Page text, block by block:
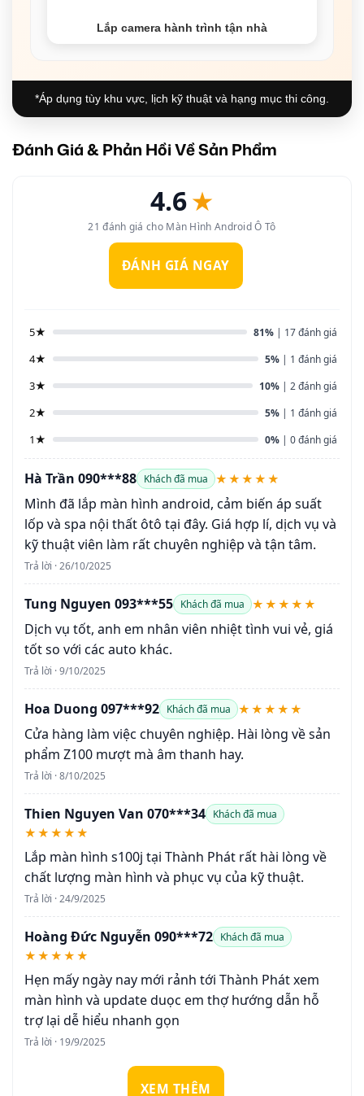
Lắp camera hành trình tận nhà
*Áp dụng tùy khu vực, lịch kỹ thuật và hạng mục thi công.
Đánh Giá & Phản Hồi Về Sản Phẩm
4.6★
21 đánh giá cho Màn Hình Android Ô Tô
ĐÁNH GIÁ NGAY
5★ 81% | 17 đánh giá
4★ 5% | 1 đánh giá
3★ 10% | 2 đánh giá
2★ 5% | 1 đánh giá
1★ 0% | 0 đánh giá
Hà Trần 090***88 Khách đã mua ★★★★★
Mình đã lắp màn hình android, cảm biến áp suất
lốp và spa nội thất ôtô tại đây. Giá hợp lí, dịch vụ và
kỹ thuật viên làm rất chuyên nghiệp và tận tâm.
Trả lời · 26/10/2025
Tung Nguyen 093***55 Khách đã mua ★★★★★
Dịch vụ tốt, anh em nhân viên nhiệt tình vui vẻ, giá
tốt so với các auto khác.
Trả lời · 9/10/2025
Hoa Duong 097***92 Khách đã mua ★★★★★
Cửa hàng làm việc chuyên nghiệp. Hài lòng về sản
phẩm Z100 mượt mà âm thanh hay.
Trả lời · 8/10/2025
Thien Nguyen Van 070***34 Khách đã mua
★★★★★
Lắp màn hình s100j tại Thành Phát rất hài lòng về
chất lượng màn hình và phục vụ của kỹ thuật.
Trả lời · 24/9/2025
Hoàng Đức Nguyễn 090***72 Khách đã mua
★★★★★
Hẹn mấy ngày nay mới rảnh tới Thành Phát xem
màn hình và update duọc em thợ hướng dẫn hỗ
trợ lại dễ hiểu nhanh gọn
Trả lời · 19/9/2025
XEM THÊM